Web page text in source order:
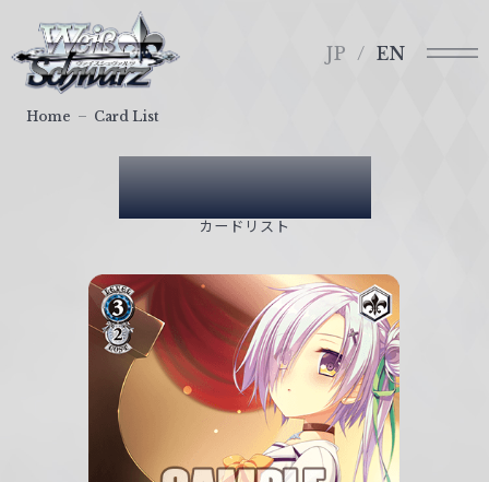
ァ
イ
JP EN
Card List
カードリスト
Home Card List